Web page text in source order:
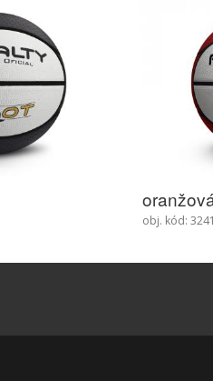
obj. kód: 3241